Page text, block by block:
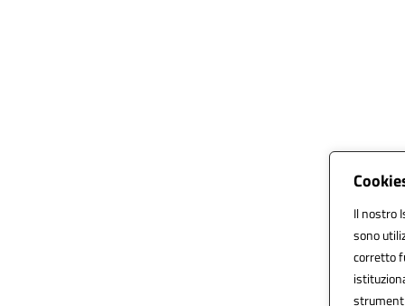
Il nostro
sono
corretto